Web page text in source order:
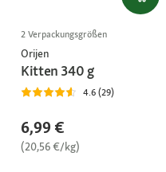
2 Verpackungsgrößen
Orijen
Kitten 340 g
4.6 (29)
6,99 €
(20,56 €/kg)